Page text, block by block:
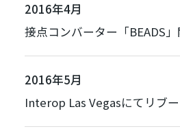
2016年4月
接点コンバーター「BEADS
2016年5月
Interop Las Vegasにてリブ